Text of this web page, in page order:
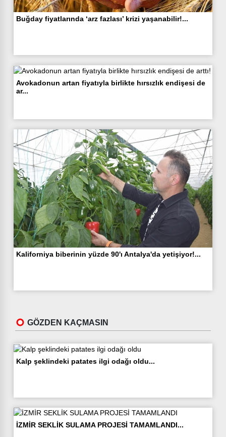
Buğday fiyatlarında ‘arz fazlası’ krizi yaşanabilir!...
Avokadonun artan fiyatıyla birlikte hırsızlık endişesi de
ar...
Kaliforniya biberinin yüzde 90'ı Antalya'da yetişiyor!...
GÖZDEN KAÇMASIN
Kalp şeklindeki patates ilgi odağı oldu...
İZMİR SEKLİK SULAMA PROJESİ TAMAMLANDI...